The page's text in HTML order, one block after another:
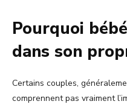
Pourquoi
dans son
Certains couples,
comprennent pas vraiment